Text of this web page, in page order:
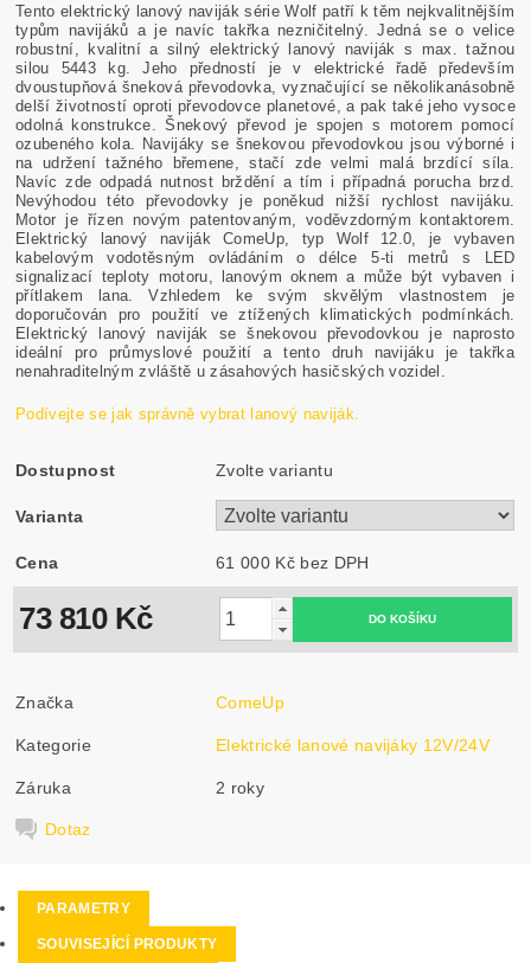
Tento elektrický lanový naviják série Wolf patří k těm nejkvalitnějším
typům navijáků a je navíc takřka nezničitelný. Jedná se o velice
robustní, kvalitní a silný elektrický lanový naviják s max. tažnou
silou 5443 kg. Jeho předností je v elektrické řadě především
dvoustupňová šneková převodovka, vyznačující se několikanásobně
delší životností oproti převodovce planetové, a pak také jeho vysoce
odolná konstrukce. Šnekový převod je spojen s motorem pomocí
ozubeného kola. Navijáky se šnekovou převodovkou jsou výborné i
na udržení tažného břemene, stačí zde velmi malá brzdící síla.
Navíc zde odpadá nutnost brždění a tím i případná porucha brzd.
Nevýhodou této převodovky je poněkud nižší rychlost navijáku.
Motor je řízen novým patentovaným, voděvzdorným kontaktorem.
Elektrický lanový naviják ComeUp, typ Wolf 12.0, je vybaven
kabelovým vodotěsným ovládáním o délce 5-ti metrů s LED
signalizací teploty motoru, lanovým oknem a může být vybaven i
přítlakem lana. Vzhledem ke svým skvělým vlastnostem je
doporučován pro použití ve ztížených klimatických podmínkách.
Elektrický lanový naviják se šnekovou převodovkou je naprosto
ideální pro průmyslové použití a tento druh navijáku je takřka
nenahraditelným zvláště u zásahových hasičských vozidel.
Podívejte se jak správně vybrat lanový naviják.
Dostupnost Zvolte variantu
Varianta
Cena 61 000 Kč bez DPH
73 810 Kč
Značka ComeUp
Kategorie Elektrické lanové navijáky 12V/24V
Záruka 2 roky
Dotaz
PARAMETRY
SOUVISEJÍCÍ PRODUKTY